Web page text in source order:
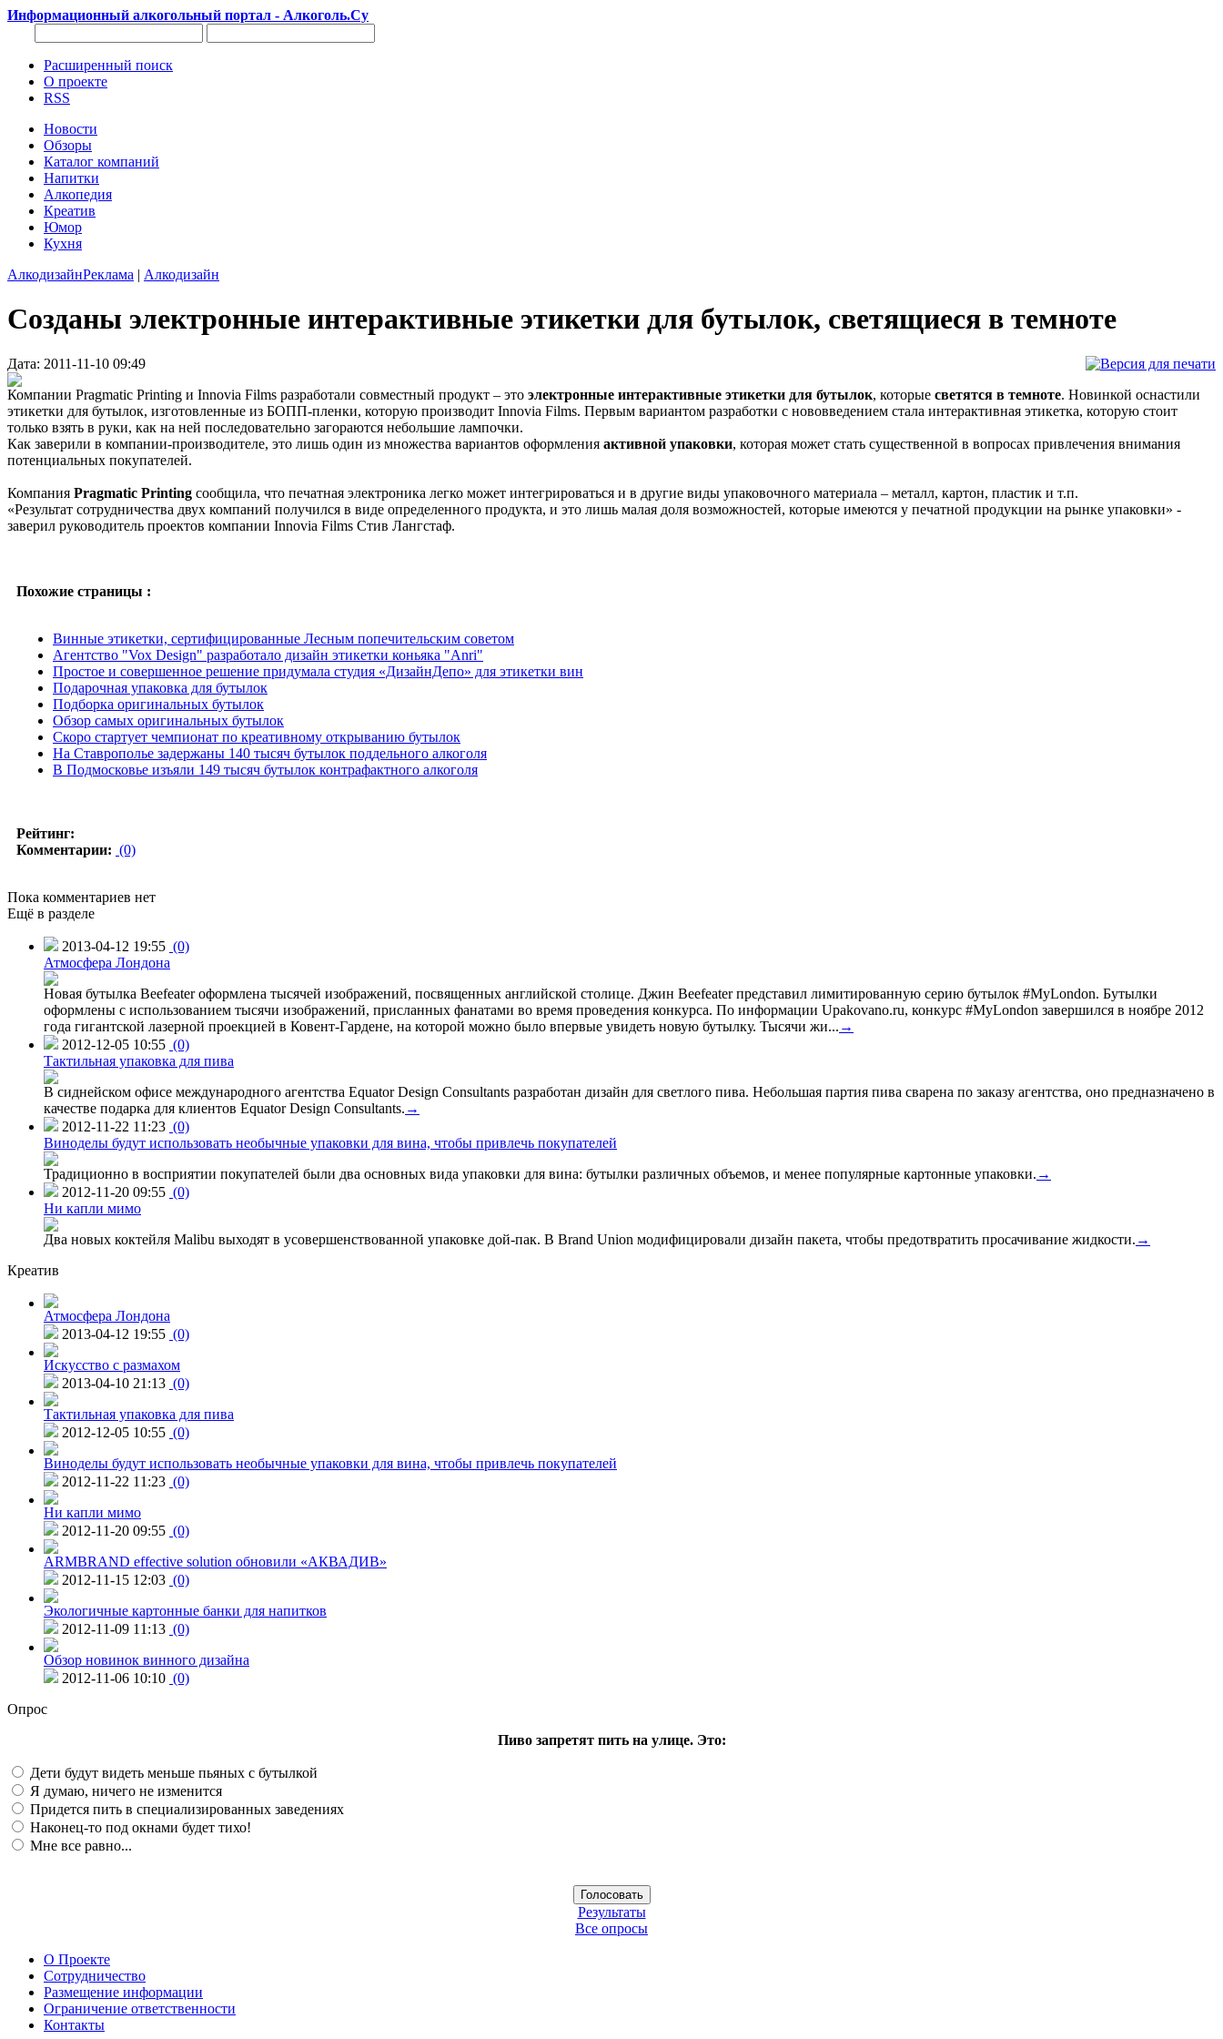
Информационный алкогольный портал - Алкоголь.Су
Расширенный поиск
О проекте
RSS
Новости
Обзоры
Каталог компаний
Напитки
Алкопедия
Креатив
Юмор
Кухня
АлкодизайнРеклама | Алкодизайн
Созданы электронные интерактивные этикетки для бутылок, светящиеся в темноте
Дата: 2011-11-10 09:49
Компании Pragmatic Printing и Innovia Films разработали совместный продукт – это электронные интерактивные этикетки для бутылок, которые светятся в темноте. Новинкой оснастили
этикетки для бутылок, изготовленные из БОПП-пленки, которую производит Innovia Films. Первым вариантом разработки с нововведением стала интерактивная этикетка, которую стоит
только взять в руки, как на ней последовательно загораются небольшие лампочки.
Как заверили в компании-производителе, это лишь один из множества вариантов оформления активной упаковки, которая может стать существенной в вопросах привлечения внимания
потенциальных покупателей.
Компания Pragmatic Printing сообщила, что печатная электроника легко может интегрироваться и в другие виды упаковочного материала – металл, картон, пластик и т.п.
«Результат сотрудничества двух компаний получился в виде определенного продукта, и это лишь малая доля возможностей, которые имеются у печатной продукции на рынке упаковки» -
заверил руководитель проектов компании Innovia Films Стив Лангстаф.
Похожие страницы :
Винные этикетки, сертифицированные Лесным попечительским советом
Агентство "Vox Design" разработало дизайн этикетки коньяка "Anri"
Простое и совершенное решение придумала студия «ДизайнДепо» для этикетки вин
Подарочная упаковка для бутылок
Подборка оригинальных бутылок
Обзор самых оригинальных бутылок
Скоро стартует чемпионат по креативному открыванию бутылок
На Ставрополье задержаны 140 тысяч бутылок поддельного алкоголя
В Подмосковье изъяли 149 тысяч бутылок контрафактного алкоголя
Рейтинг:
Комментарии: (0)
Пока комментариев нет
Ещё в разделе
2013-04-12 19:55 (0)
Атмосфера Лондона
Новая бутылка Beefeater оформлена тысячей изображений, посвященных английской столице. Джин Beefeater представил лимитированную серию бутылок #MyLondon. Бутылки
оформлены с использованием тысячи изображений, присланных фанатами во время проведения конкурса. По информации Upakovano.ru, конкурс #MyLondon завершился в ноябре 2012
года гигантской лазерной проекцией в Ковент-Гардене, на которой можно было впервые увидеть новую бутылку. Тысячи жи... →
2012-12-05 10:55 (0)
Тактильная упаковка для пива
В сиднейском офисе международного агентства Equator Design Consultants разработан дизайн для светлого пива. Небольшая партия пива сварена по заказу агентства, оно предназначено в
качестве подарка для клиентов Equator Design Consultants. →
2012-11-22 11:23 (0)
Виноделы будут использовать необычные упаковки для вина, чтобы привлечь покупателей
Традиционно в восприятии покупателей были два основных вида упаковки для вина: бутылки различных объемов, и менее популярные картонные упаковки. →
2012-11-20 09:55 (0)
Ни капли мимо
Два новых коктейля Malibu выходят в усовершенствованной упаковке дой-пак. В Brand Union модифицировали дизайн пакета, чтобы предотвратить просачивание жидкости. →
Креатив
Атмосфера Лондона
2013-04-12 19:55 (0)
Искусство с размахом
2013-04-10 21:13 (0)
Тактильная упаковка для пива
2012-12-05 10:55 (0)
Виноделы будут использовать необычные упаковки для вина, чтобы привлечь покупателей
2012-11-22 11:23 (0)
Ни капли мимо
2012-11-20 09:55 (0)
ARMBRAND effective solution обновили «АКВАДИВ»
2012-11-15 12:03 (0)
Экологичные картонные банки для напитков
2012-11-09 11:13 (0)
Обзор новинок винного дизайна
2012-11-06 10:10 (0)
Опрос
Пиво запретят пить на улице. Это:
Дети будут видеть меньше пьяных с бутылкой
Я думаю, ничего не изменится
Придется пить в специализированных заведениях
Наконец-то под окнами будет тихо!
Мне все равно...
Результаты
Все опросы
О Проекте
Сотрудничество
Размещение информации
Ограничение ответственности
Контакты